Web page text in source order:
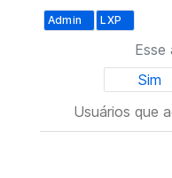
Admin LXP
Sim
Usuários que